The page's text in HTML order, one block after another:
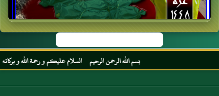
بسم الله الرحمن الرحيم السلام عليكم و رحمة الله و بركاته